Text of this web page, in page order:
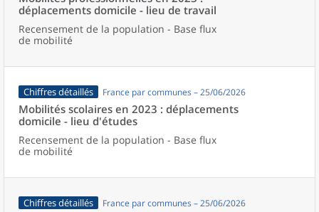
déplacements domicile - lieu de travail
Recensement de la population - Base flux
de mobilité
Chiffres détaillés France par communes – 25/06/2026
Mobilités scolaires en 2023 : déplacements
domicile - lieu d'études
Recensement de la population - Base flux
de mobilité
Chiffres détaillés France par communes – 25/06/2026